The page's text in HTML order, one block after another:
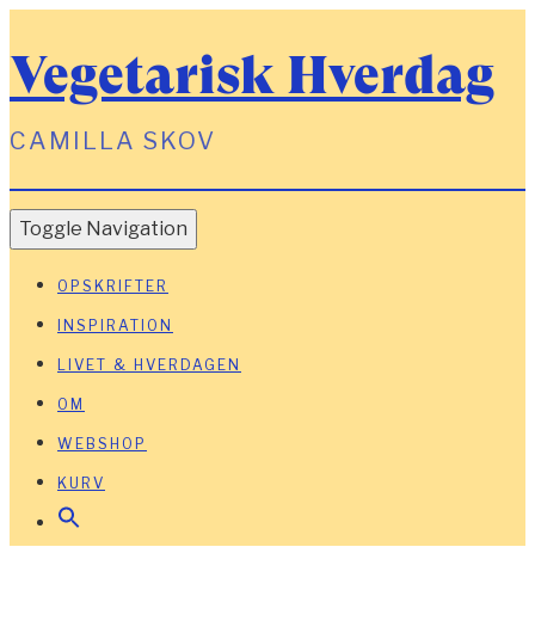
Vegetarisk Hverdag
CAMILLA SKOV
Toggle Navigation
OPSKRIFTER
INSPIRATION
LIVET & HVERDAGEN
OM
WEBSHOP
KURV